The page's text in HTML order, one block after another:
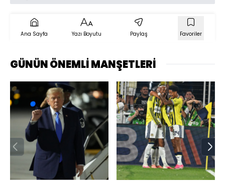
Ana Sayfa Yazı Boyutu Paylaş Favoriler
GÜNÜN ÖNEMLİ MANŞETLERİ